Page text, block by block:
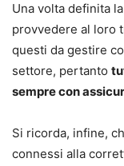
Una volta definita
provvedere al loro
questi da gestire
settore, pertanto
sempre con
Si ricorda, infine,
connessi alla